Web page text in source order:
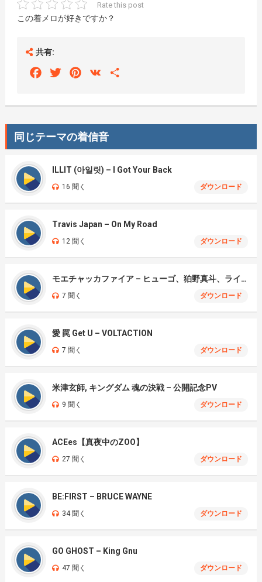
Rate this post
この着メロが好きですか？
共有:
FacebookTwitterPinterest
VK
同じテーマの着信音
ILLIT (아일릿) – I Got Your Back
16 聞く ダウンロード
Travis Japan – On My Road
12 聞く ダウンロード
モエチャッカファイア – ヒューゴ、狛野真斗、ライト、セヴェリアン (Cover )
7 聞く ダウンロード
愛 罠 Get U – VOLTACTION
7 聞く ダウンロード
米津玄師, キングダム 魂の決戦 – 公開記念PV
9 聞く ダウンロード
ACEes【真夜中のZOO】
27 聞く ダウンロード
BE:FIRST – BRUCE WAYNE
34 聞く ダウンロード
GO GHOST – King Gnu
47 聞く ダウンロード